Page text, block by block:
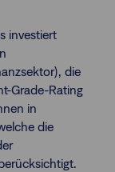
investiert
die
Grade-Rating
in
die